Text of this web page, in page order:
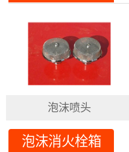
泡沫喷头
泡沫消火栓箱